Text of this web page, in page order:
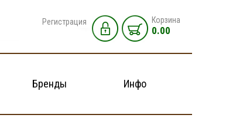
Регистрация Корзина
0.00
Бренды Инфо